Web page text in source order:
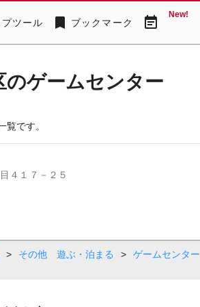
ツール bookmark ブックマーク event_note New!
のゲームセンター
です。
４１７－２５
> その他 遊ぶ・泊まる > ゲームセンター